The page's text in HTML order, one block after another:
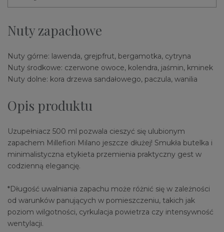
Nuty zapachowe
Nuty górne: lawenda, grejpfrut, bergamotka, cytryna
Nuty środkowe: czerwone owoce, kolendra, jaśmin, kminek
Nuty dolne: kora drzewa sandałowego, paczula, wanilia
Opis produktu
Uzupełniacz 500 ml pozwala cieszyć się ulubionym
zapachem Millefiori Milano jeszcze dłużej! Smukła butelka i
minimalistyczna etykieta przemienia praktyczny gest w
codzienną elegancję.
*Długość uwalniania zapachu może różnić się w zależności
od warunków panujących w pomieszczeniu, takich jak
poziom wilgotności, cyrkulacja powietrza czy intensywność
wentylacji.